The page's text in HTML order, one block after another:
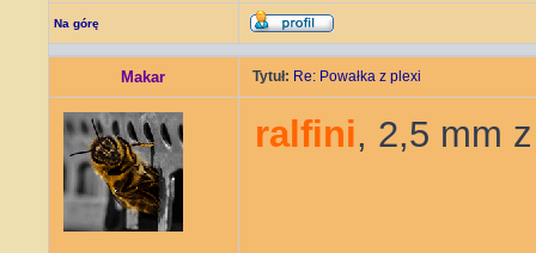
Na górę
Makar Tytuł: Re: Powałka z plexi
ralfini, 2,5 mm